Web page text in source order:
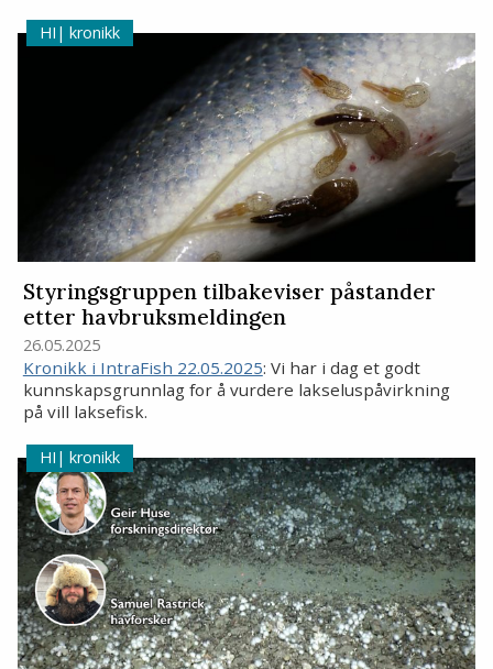
kronikk
Styringsgruppen tilbakeviser påstander
etter havbruksmeldingen
26.05.2025
Kronikk i IntraFish 22.05.2025: Vi har i dag et godt
kunnskapsgrunnlag for å vurdere lakseluspåvirkning
på vill laksefisk.
kronikk